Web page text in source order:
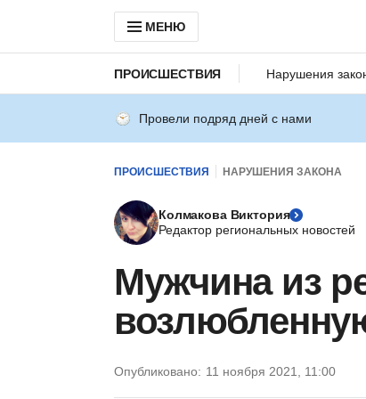
МЕНЮ
ПРОИСШЕСТВИЯ Нарушения
Провели подряд дней с нами
ПРОИСШЕСТВИЯ НАРУШЕНИЯ ЗАКОНА
Колмакова Виктория
Редактор региональных новостей
Мужчина из
Опубликовано: 11 ноября 2021, 11:00